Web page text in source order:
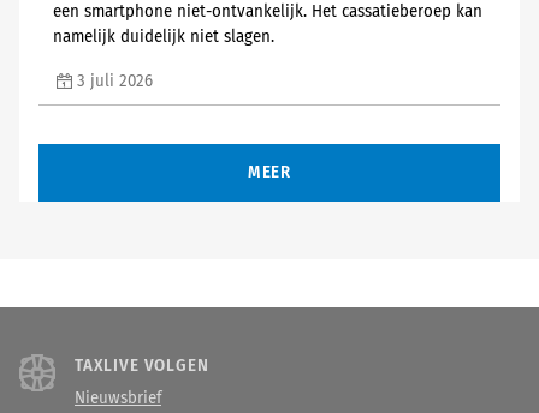
een smartphone niet-ontvankelijk. Het cassatieberoep kan
namelijk duidelijk niet slagen.
3 juli 2026
MEER
TAXLIVE VOLGEN
Nieuwsbrief